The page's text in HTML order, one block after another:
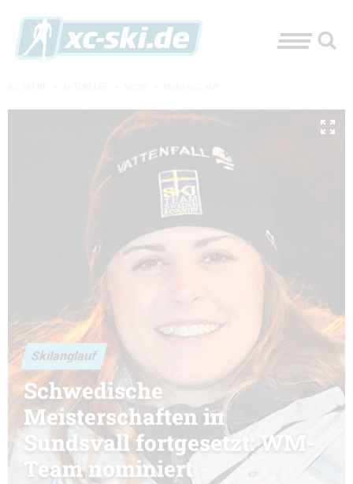
Skilanglauf
Schwedische
Meisterschaften in
Sundsvall fortgesetzt: WM-
Team nominiert